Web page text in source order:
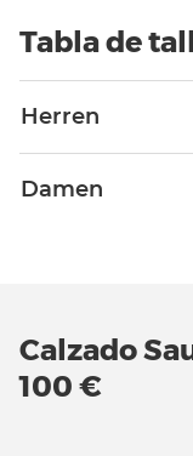
Tabla de
Herren
Damen
Calzado
100 €